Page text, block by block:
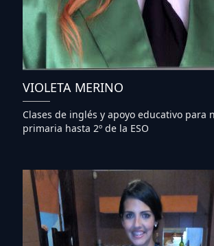
VIOLETA MERINO
Clases de inglés y apoyo educativo para
primaria hasta 2º de la ESO